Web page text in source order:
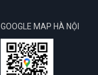
GOOGLE MAP HÀ NỘI